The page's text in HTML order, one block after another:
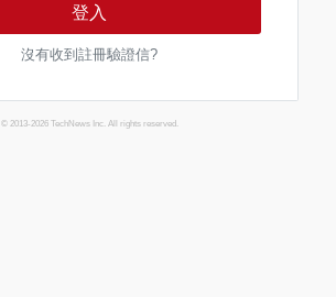
登入
沒有收到註冊驗證信?
© 2013-2026 TechNews Inc. All rights reserved.